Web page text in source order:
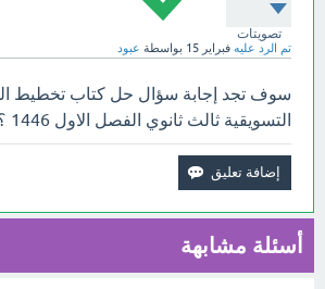
تصويتات
تم الرد عليه فبراير 15 بواسطة عبود
سوف تجد إجابة سؤال حل كتاب تخطيط
التسويقية ثالث ثانوي الفصل الاول 1446 ؟ بالأعلى.
أسئلة مشابهة